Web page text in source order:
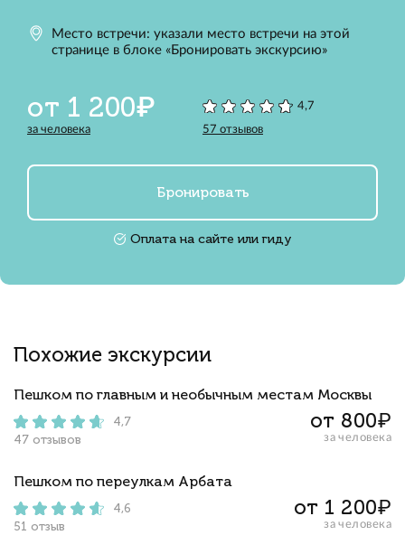
Место встречи: указали место встречи на этой
странице в блоке «Бронировать экскурсию»
от 1 200₽
за человека
4,7
57 отзывов
Бронировать
Оплата на сайте или гиду
Похожие экскурсии
Пешком по главным и необычным местам Москвы
4,7
47 отзывов
от 800₽
за человека
Пешком по переулкам Арбата
4,6
51 отзыв
от 1 200₽
за человека